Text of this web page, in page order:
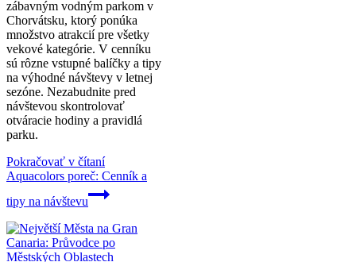
zábavným vodným parkom v
Chorvátsku, ktorý ponúka
množstvo atrakcií pre všetky
vekové kategórie. V cenníku
sú rôzne vstupné balíčky a tipy
na výhodné návštevy v letnej
sezóne. Nezabudnite pred
návštevou skontrolovať
otváracie hodiny a pravidlá
parku.
Pokračovať v čítaní
Aquacolors poreč: Cenník a
tipy na návštevu